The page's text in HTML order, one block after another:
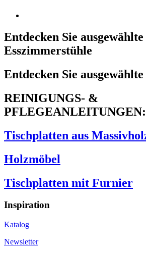
Entdecken Sie ausgewählte
Esszimmerstühle
Entdecken Sie ausgewählte
REINIGUNGS- &
PFLEGEANLEITUNGEN:
Tischplatten aus
Holzmöbel
Tischplatten mit Furnier
Inspiration
Katalog
Newsletter